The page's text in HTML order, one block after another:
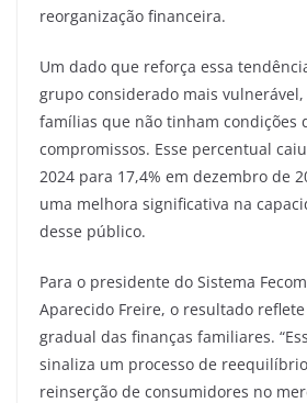
reorganização financeira.
Um dado que reforça essa
grupo considerado mais
famílias que não tinham condições
compromissos. Esse percentual
2024 para 17,4% em dezembro de
uma melhora significativa na
desse público.
Para o presidente do Sistema
Aparecido Freire, o resultado
gradual das finanças familiares.
sinaliza um processo de
reinserção de consumidores no